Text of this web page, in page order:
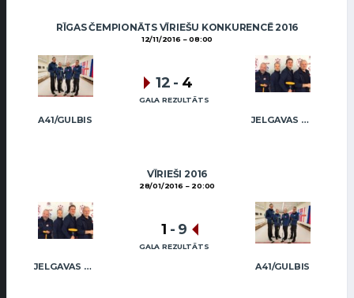
RĪGAS ČEMPIONĀTS VĪRIEŠU KONKURENCĒ 2016
12/11/2016 08:00
A41/GULBIS JELGAVAS KĒRLINGA KLUBS / RĒDLIHS
12 - 4
GALA REZULTĀTS
VĪRIEŠI 2016
28/01/2016 20:00
JELGAVAS KĒRLINGA KLUBS / RĒDLIHS A41/GULBIS
1 - 9
GALA REZULTĀTS